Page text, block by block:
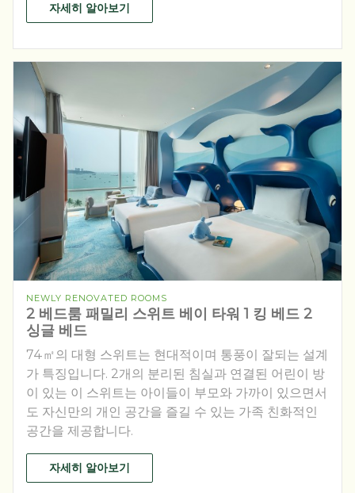
자세히 알아보기
NEWLY RENOVATED ROOMS
2 베드룸 패밀리 스위트 베이 타워 1 킹 베드 2
싱글 베드
74㎡의 대형 스위트는 현대적이며 통풍이 잘되는 설계
가 특징입니다. 2개의 분리된 침실과 연결된 어린이 방
이 있는 이 스위트는 아이들이 부모와 가까이 있으면서
도 자신만의 개인 공간을 즐길 수 있는 가족 친화적인
공간을 제공합니다.
자세히 알아보기